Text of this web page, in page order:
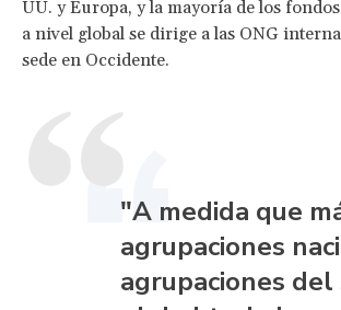
UU. y Europa, y la mayoría de los
a nivel global se dirige a las ONG
sede en Occidente.
"A medida que
agrupaciones
agrupaciones del